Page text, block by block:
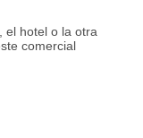
el hotel o la otra
comercial